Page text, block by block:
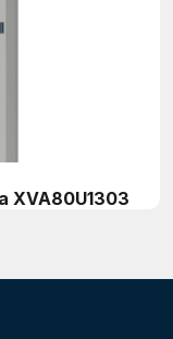
XVA80U1303